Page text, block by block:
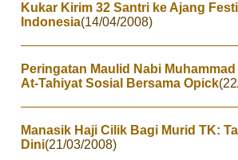
Kukar Kirim 32 Santri ke Ajang
Indonesia(14/04/2008)
Peringatan Maulid Nabi
At-Tahiyat Sosial Bersama Opick
Manasik Haji Cilik Bagi Murid TK:
Dini(21/03/2008)